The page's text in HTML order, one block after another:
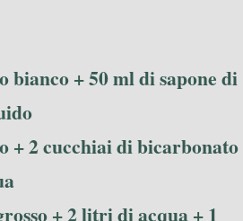
bianco + 50 ml di sapone di
+ 2 cucchiai di bicarbonato
+ 2 litri di acqua + 1